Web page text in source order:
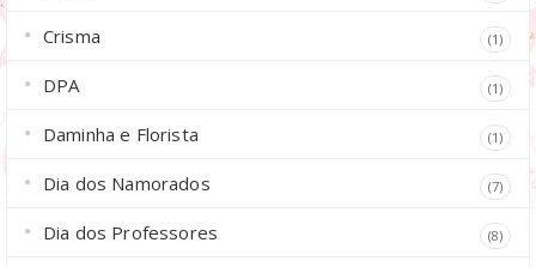
Crisma (1)
DPA (1)
Daminha e Florista (1)
Dia dos Namorados (7)
Dia dos Professores (8)